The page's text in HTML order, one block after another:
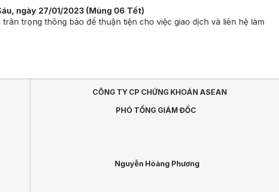
ngày 27/01/2023 (Mùng 06 Tết)
trọng thông báo để thuận tiện cho việc giao dịch và liên hệ làm
CÔNG TY CP CHỨNG KHOÁN ASEAN
PHÓ TỔNG GIÁM ĐỐC
Nguyễn Hoàng Phương